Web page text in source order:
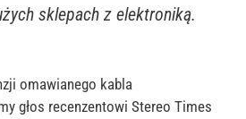
sklepach z elektroniką.
omawianego kabla
głos recenzentowi Stereo Times